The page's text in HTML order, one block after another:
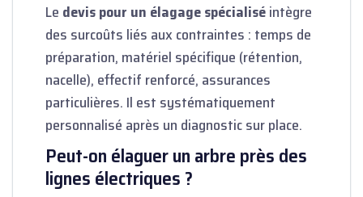
Le devis pour un élagagespécialiséintègre
des surcoûts liés aux contraintes : temps de
préparation, matériel spécifique (rétention,
nacelle), effectif renforcé, assurances
particulières. Il est systématiquement
personnalisé après un diagnostic sur place.
Peut-on élaguer un arbre près des
lignes électriques ?